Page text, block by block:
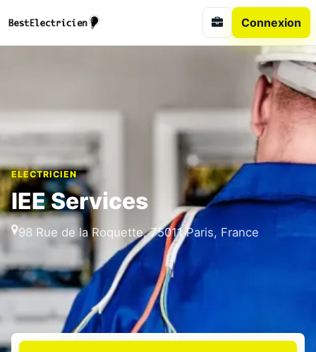
Connexion
ELECTRICIEN
IEE Services
98 Rue de la Roquette, 75011 Paris, France